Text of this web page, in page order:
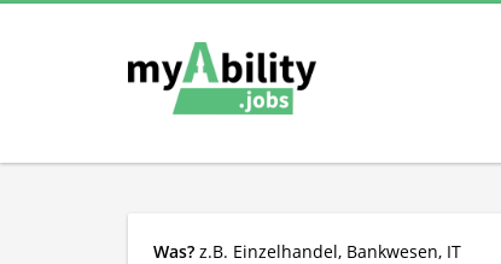
Was? z.B. Einzelhandel, Bankwesen, IT